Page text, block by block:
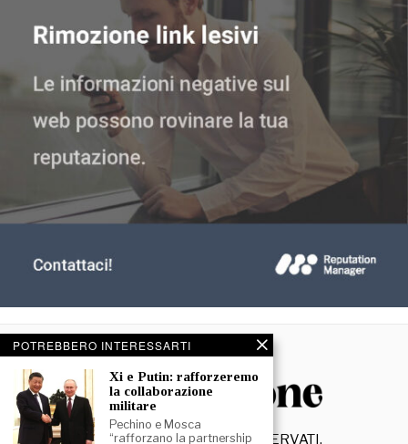
© 2026- TUTTI I DIRITTI RISERVATI.
POTREBBERO INTERESSARTI
Xi e Putin: rafforzeremo
la collaborazione
militare
Pechino e Mosca
“rafforzano la partnership